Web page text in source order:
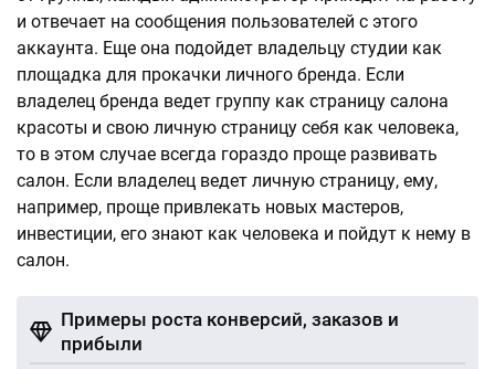
и отвечает на сообщения пользователей с этого
аккаунта. Еще она подойдет владельцу студии как
площадка для прокачки личного бренда. Если
владелец бренда ведет группу как страницу салона
красоты и свою личную страницу себя как человека,
то в этом случае всегда гораздо проще развивать
салон. Если владелец ведет личную страницу, ему,
например, проще привлекать новых мастеров,
инвестиции, его знают как человека и пойдут к нему в
салон.
Примеры роста конверсий, заказов и
прибыли